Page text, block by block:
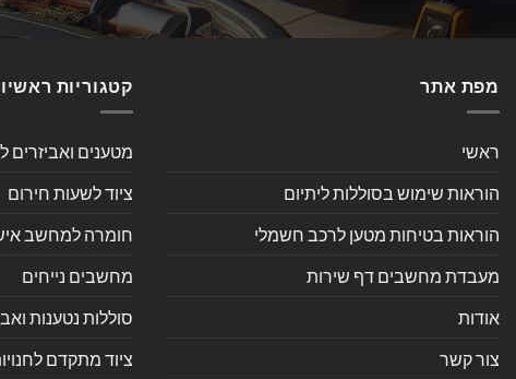
מפת אתר
ראשי
הוראות שימוש בסוללות ליתיום
הוראות בטיחות מטען לרכב חשמלי
מעבדת מחשבים דף שירות
אודות
צור קשר
קטגוריות
מטענים ואביזרים
ציוד לשעות חירום
חומרה למחשב אישי
מחשבים נייחים
סוללות נטענות
ציוד מתקדם